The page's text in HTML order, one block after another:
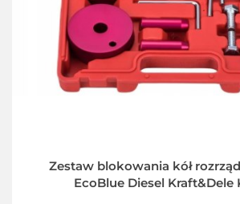
Zestaw blokowania kół
EcoBlue Diesel Kraft&Dele